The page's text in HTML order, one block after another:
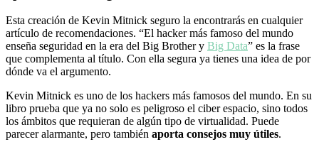
Esta creación de Kevin Mitnick seguro la encontrarás en cualquier
artículo de recomendaciones. “El hacker más famoso del mundo
enseña seguridad en la era del Big Brother y Big Data” es la frase
que complementa al título. Con ella segura ya tienes una idea de por
dónde va el argumento.
Kevin Mitnick es uno de los hackers más famosos del mundo. En su
libro prueba que ya no solo es peligroso el ciber espacio, sino todos
los ámbitos que requieran de algún tipo de virtualidad. Puede
parecer alarmante, pero también aporta consejos muy útiles.